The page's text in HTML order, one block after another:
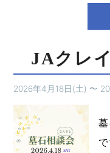
JAクレ
2026年4月18日(土) 〜